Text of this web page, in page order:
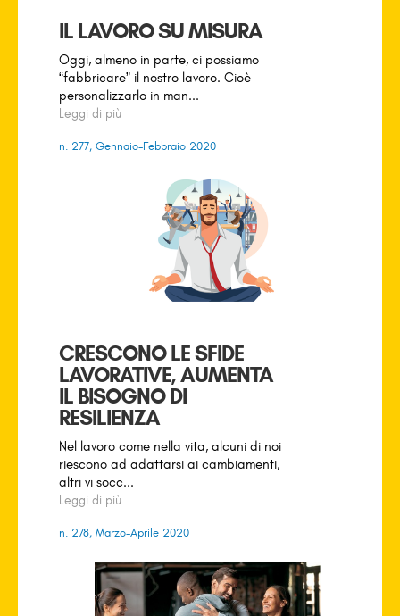
IL LAVORO SU MISURA
Oggi, almeno in parte, ci possiamo
“fabbricare” il nostro lavoro. Cioè
personalizzarlo in man...
Leggi di più
n. 277, Gennaio-Febbraio 2020
CRESCONO LE SFIDE
LAVORATIVE, AUMENTA
IL BISOGNO DI
RESILIENZA
Nel lavoro come nella vita, alcuni di noi
riescono ad adattarsi ai cambiamenti,
altri vi socc...
Leggi di più
n. 278, Marzo-Aprile 2020